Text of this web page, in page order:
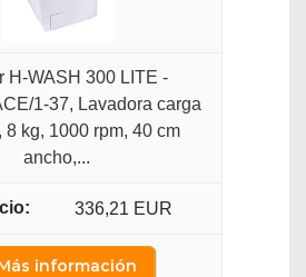
H-WASH 300 LITE -
1-37, Lavadora carga
8 kg, 1000 rpm, 40 cm
ancho,...
336,21 EUR
información